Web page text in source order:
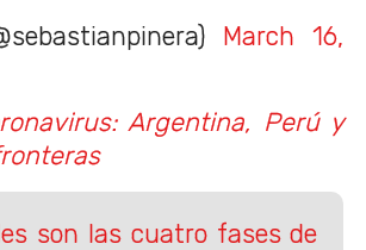
March 16,
Argentina, Perú y
son las cuatro fases de